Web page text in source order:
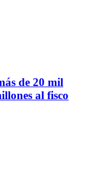
de 20 mil
al fisco